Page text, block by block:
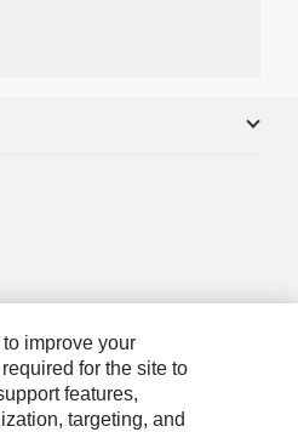
improve your
for the site to
features,
targeting, and